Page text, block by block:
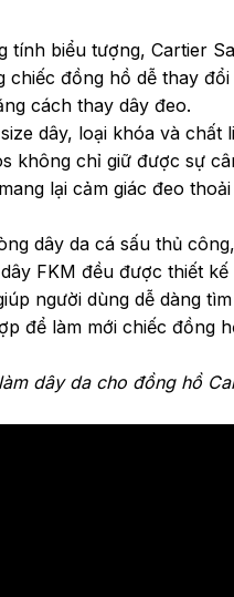
tính biểu tượng, Cartier
chiếc đồng hồ dễ thay
cách thay dây đeo.
dây, loại khóa và chất
không chỉ giữ được sự
lại cảm giác đeo
dây da cá sấu thủ
FKM đều được thiết
người dùng dễ dàng
để làm mới chiếc đồng
dây da cho đồng hồ